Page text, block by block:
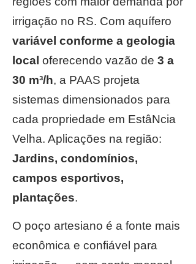
irrigação no RS. Com aquífero
variável conforme a geologia
local oferecendo vazão de 3 a
30 m³/h, a PAAS projeta
sistemas dimensionados para
cada propriedade em EstâNcia
Velha. Aplicações na região:
Jardins, condomínios,
campos esportivos,
plantações.
O poço artesiano é a fonte mais
econômica e confiável para